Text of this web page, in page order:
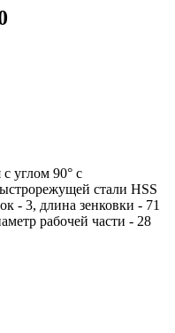
углом 90° с
стали HSS
- 3, длина зенковки - 71
рабочей части - 28